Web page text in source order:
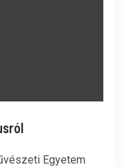
Egyetem